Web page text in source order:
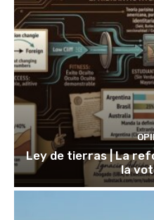
Ley de tierras | La
la